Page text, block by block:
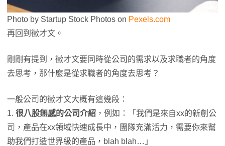
Photo by Startup Stock Photos on Pexels.com
再回到徵才文。
剛剛有提到，徵才文要同時從公司的需求以及求職者的角度
去思考，那什麼是從求職者的角度去思考？
一般公司的徵才文大概有這幾段：
1. 很八股無感的公司介紹 ，例如：「我們是來自xx的新創公
司，產品在xx領域快速成長中，團隊充滿活力，需要你來幫
助我們打造世界級的產品，blah blah…」